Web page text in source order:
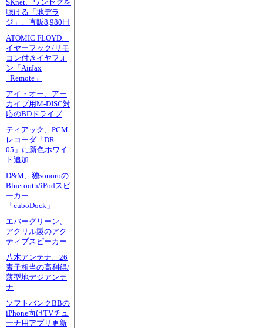
SKnet、ワンセグを
聴ける「地デラ
ジ」。直販8,980円
ATOMIC FLOYD、
イヤーフック/リモ
コン付きイヤフォ
ン「AirJax
+Remote」
アイ・オー、アー
カイブ用M-DISC対
応のBDドライブ
ティアック、PCM
レコーダ「DR-
05」に新色ホワイ
ト追加
D&M、独sonoroの
Bluetooth/iPodスピ
ーカー
「cuboDock」
エバーグリーン、
アクリル製のアク
ティブスピーカー
八木アンテナ、26
素子相当の高利得/
薄型地デジアンテ
ナ
ソフトバンクBBの
iPhone向けTVチュ
ーナ用アプリ更新